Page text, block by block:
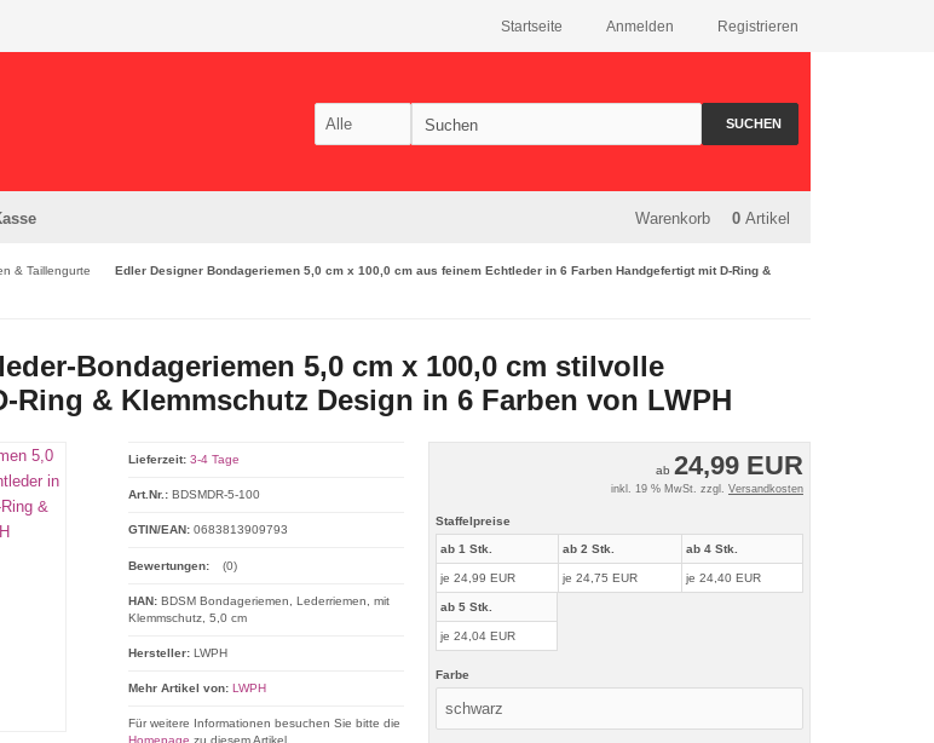
Registrieren
Anmelden
Startseite
SUCHEN
Warenkorb 0 Artikel
& Taillengurte
Edler Designer Bondageriemen 5,0 cm x 100,0 cm aus feinem Echtleder in 6 Farben Handgefertigt mit D-Ring &
Bondageriemen 5,0 cm x 100,0 cm stilvolle
Ring & Klemmschutz Design in 6 Farben von LWPH
ab 24,99 EUR
inkl. 19 % MwSt. zzgl. Versandkosten
Staffelpreise
ab 1 Stk.
je 24,99 EUR
ab 2 Stk.
je 24,75 EUR
ab 4 Stk.
je 24,40 EUR
ab 5 Stk.
je 24,04 EUR
Farbe
Lieferzeit: 3-4 Tage
Art.Nr.: BDSMDR-5-100
GTIN/EAN: 0683813909793
Bewertungen: (0)
HAN:BDSM Bondageriemen, Lederriemen, mit
Klemmschutz, 5,0 cm
Hersteller: LWPH
Mehr Artikel von: LWPH
Für weitere Informationen besuchen Sie bitte die
Homepage zu diesem Artikel.